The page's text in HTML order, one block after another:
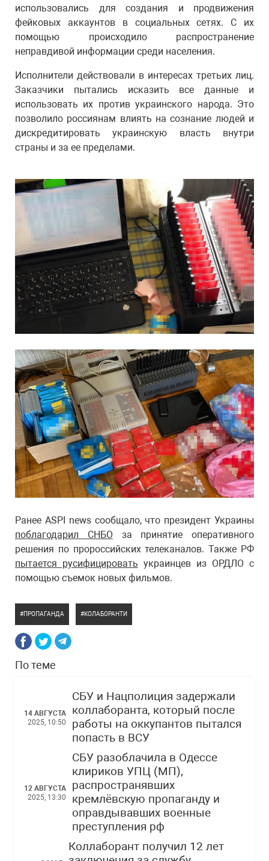
использовались для создания и продвижения
фейковых аккаунтов в социальных сетях. С их
помощью происходило распространение
неправдивой информации среди населения.
Исполнители действовали в интересах третьих лиц.
Заказчики пытались исказить все данные и
использовать их против украинского народа. Это
позволило россиянам влиять на сознание людей и
дискредитировать украинскую власть внутри
страны и за ее пределами.
Ранее ASPI news сообщало, что президент Украины
поблагодарил СНБО за принятие оперативного
решения по пророссийских телеканалов. Также РФ
пытается русифицировать украинцев из ОРДЛО с
помощью съемок новых фильмов.
ПРОПАГАНДА КОЛАБОРАНТИ
По теме
14 АВГУСТА
2025, 10:50
СБУ и Нацполиция задержали
коллаборанта, который после
работы на оккупантов пытался
попасть в ВСУ
12 АВГУСТА
2025, 13:30
СБУ разоблачила в Одессе
клириков УПЦ (МП),
распространявших
кремлёвскую пропаганду и
оправдывавших военные
преступления рф
Коллаборант получил 12 лет